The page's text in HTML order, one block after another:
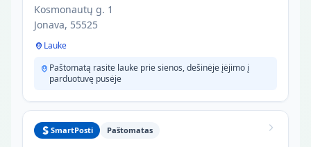
Kosmonautų g. 1
Jonava, 55525
Lauke
Paštomatą rasite lauke prie sienos, dešinėje įėjimo į
parduotuvę pusėje
SmartPosti Paštomatas